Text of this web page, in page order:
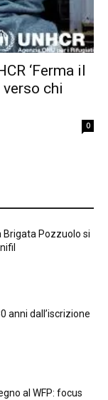
‘Ferma il
chi
0
Brigata Pozzuolo si
anni dall’iscrizione
al WFP: focus